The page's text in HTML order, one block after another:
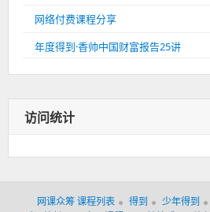
网络付费课程分享
年度得到·香帅中国财富报告25讲
访问统计
网课众筹 课程列表 得到 少年得到